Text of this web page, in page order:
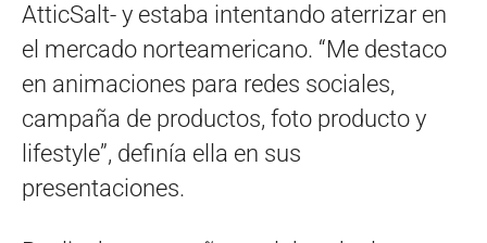
AtticSalt- y estaba intentando aterrizar en
el mercado norteamericano. “Me destaco
en animaciones para redes sociales,
campaña de productos, foto producto y
lifestyle”, definía ella en sus
presentaciones.